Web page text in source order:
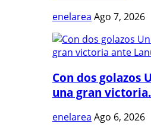
enelarea Ago 7, 2026
Con dos golazos
una gran
enelarea Ago 6, 2026